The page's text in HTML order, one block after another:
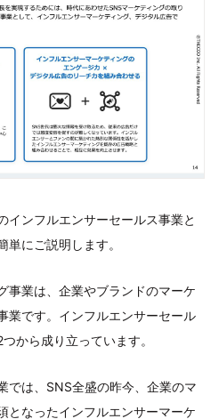
インフルエンサーセールス事業と
にご説明します。
事業は、企業やブランドのマーケ
業です。インフルエンサーセール
から成り立っています。
では、SNS全盛の昨今、企業のマ
となったインフルエンサーマーケ